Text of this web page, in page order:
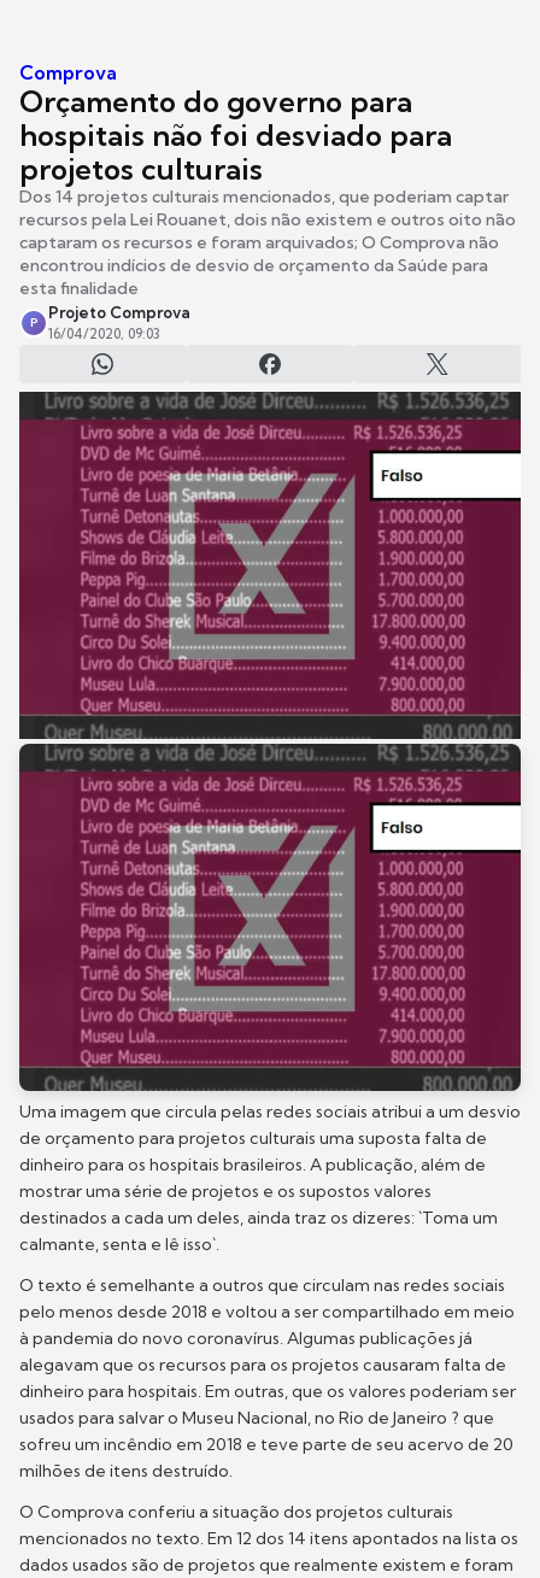
Comprova
Orçamento do governo para
hospitais não foi desviado para
projetos culturais
Dos 14 projetos culturais mencionados, que poderiam captar
recursos pela Lei Rouanet, dois não existem e outros oito não
captaram os recursos e foram arquivados; O Comprova não
encontrou indícios de desvio de orçamento da Saúde para
esta finalidade
P
Projeto Comprova
16/04/2020, 09:03
Uma imagem que circula pelas redes sociais atribui a um desvio
de orçamento para projetos culturais uma suposta falta de
dinheiro para os hospitais brasileiros. A publicação, além de
mostrar uma série de projetos e os supostos valores
destinados a cada um deles, ainda traz os dizeres: `Toma um
calmante, senta e lê isso`.
O texto é semelhante a outros que circulam nas redes sociais
pelo menos desde 2018 e voltou a ser compartilhado em meio
à pandemia do novo coronavírus. Algumas publicações já
alegavam que os recursos para os projetos causaram falta de
dinheiro para hospitais. Em outras, que os valores poderiam ser
usados para salvar o Museu Nacional, no Rio de Janeiro ? que
sofreu um incêndio em 2018 e teve parte de seu acervo de 20
milhões de itens destruído.
O Comprova conferiu a situação dos projetos culturais
mencionados no texto. Em 12 dos 14 itens apontados na lista os
dados usados são de projetos que realmente existem e foram